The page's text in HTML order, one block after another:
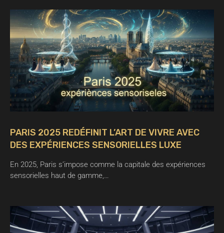
PARIS 2025 REDÉFINIT L’ART DE VIVRE AVEC
DES EXPÉRIENCES SENSORIELLES LUXE
En 2025, Paris s’impose comme la capitale des expériences
sensorielles haut de gamme,…